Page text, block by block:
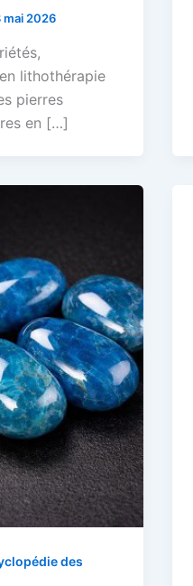
mai 2026
lithothérapie
pierres
en […]
des